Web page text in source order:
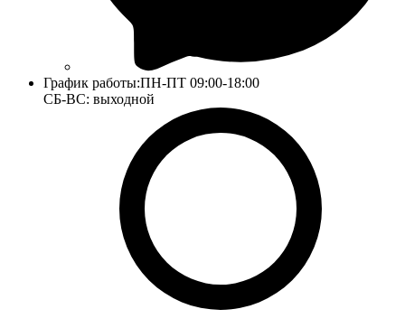
График работы:ПН-ПТ 09:00-18:00
СБ-ВС: выходной